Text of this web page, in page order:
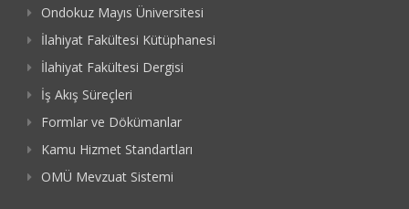
Ondokuz Mayıs Üniversitesi
İlahiyat Fakültesi Kütüphanesi
İlahiyat Fakültesi Dergisi
İş Akış Süreçleri
Formlar ve Dökümanlar
Kamu Hizmet Standartları
OMÜ Mevzuat Sistemi